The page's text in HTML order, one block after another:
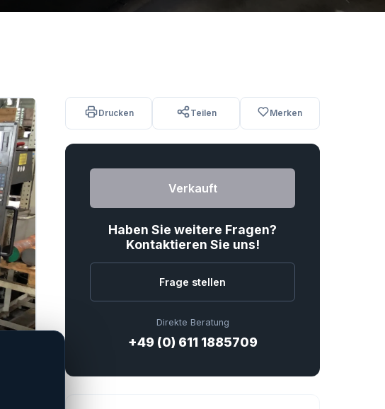
Drucken Teilen Merken
Verkauft
Haben Sie weitere Fragen?
Kontaktieren Sie uns!
Frage stellen
Direkte Beratung
+49 (0) 611 1885709